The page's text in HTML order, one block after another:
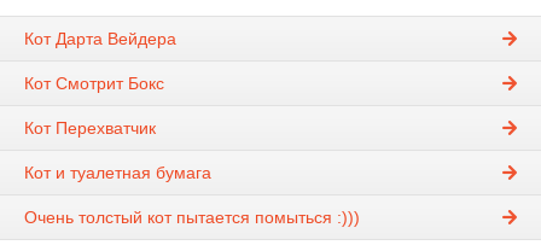
Кот Дарта Вейдера
Кот Смотрит Бокс
Кот Перехватчик
Кот и туалетная бумага
Очень толстый кот пытается помыться :)))